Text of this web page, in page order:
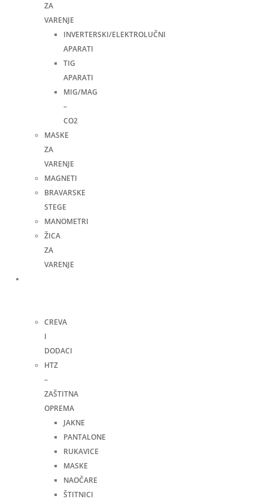
ZA
VARENJE
INVERTERSKI/ELEKTROLUČNI
APARATI
TIG
APARATI
MIG/MAG
–
CO2
MASKE
ZA
VARENJE
MAGNETI
BRAVARSKE
STEGE
MANOMETRI
ŽICA
ZA
VARENJE
CREVA
I
DODACI
HTZ
–
ZAŠTITNA
OPREMA
JAKNE
PANTALONE
RUKAVICE
MASKE
NAOČARE
ŠTITNICI